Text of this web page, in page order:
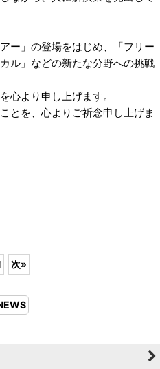
ー」の登場をはじめ、「フリー
ル」などの新たな分野への挑戦
心より申し上げます。
とを、心よりご祈念申し上げま
次»